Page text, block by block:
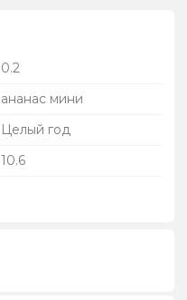
0.2
ананас мини
Целый год
10.6